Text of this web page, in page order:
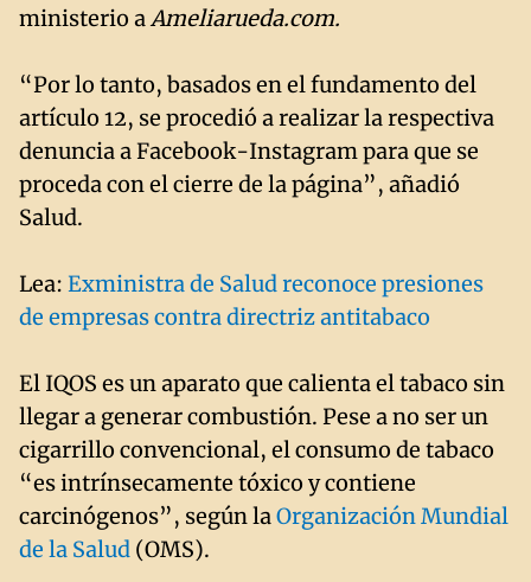
ministerio aAmeliarueda.com.
“Por lo tanto, basados en el fundamento del
artículo 12, se procedió a realizar la respectiva
denuncia a Facebook-Instagram para que se
proceda con el cierre de la página”, añadió
Salud.
Lea: Exministra de Salud reconoce presiones
de empresas contra directriz antitabaco
El IQOS es un aparato que calienta el tabaco sin
llegar a generar combustión. Pese a no ser un
cigarrillo convencional, el consumo de tabaco
“es intrínsecamente tóxico y contiene
carcinógenos”, según laOrganización Mundial
de la Salud (OMS).